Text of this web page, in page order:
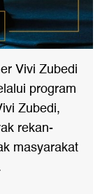
Vivi Zubedi
program
Zubedi,
rekan-
masyarakat